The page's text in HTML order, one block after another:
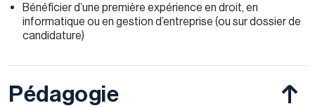
Bénéficier d’une première expérience en droit, en
informatique ou en gestion d’entreprise (ou sur dossier de
candidature)
Pédagogie